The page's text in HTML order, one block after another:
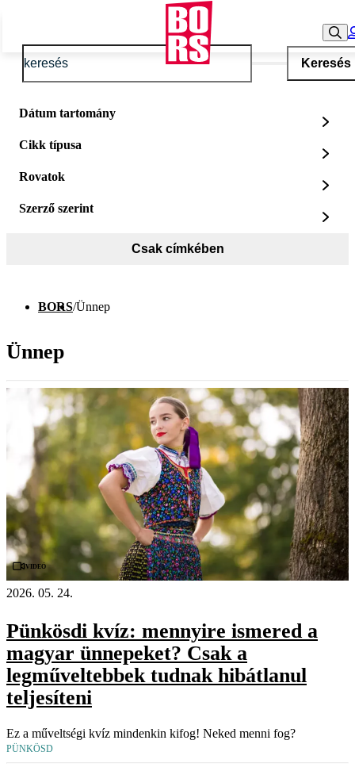
Keresés
Dátum tartomány
Cikk típusa
Rovatok
Szerző szerint
Csak címkében
BORS/Ünnep
Ünnep
Videó
2026. 05. 24.
Pünkösdi kvíz: mennyire ismered a
magyar ünnepeket? Csak a
legműveltebbek tudnak hibátlanul
teljesíteni
Ez a műveltségi kvíz mindenkin kifog! Neked menni fog?
PÜNKÖSD